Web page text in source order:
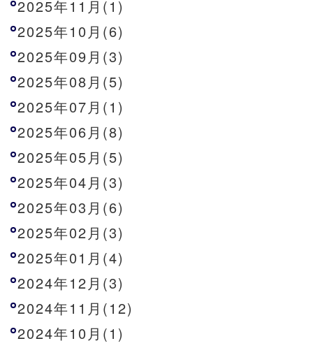
2025年11月(1)
2025年10月(6)
2025年09月(3)
2025年08月(5)
2025年07月(1)
2025年06月(8)
2025年05月(5)
2025年04月(3)
2025年03月(6)
2025年02月(3)
2025年01月(4)
2024年12月(3)
2024年11月(12)
2024年10月(1)